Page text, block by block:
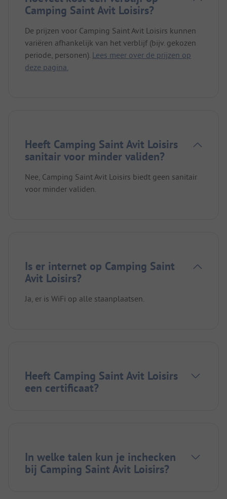
Camping Saint Avit Loisirs?
De prijzen voor Camping Saint Avit Loisirs kunnen
variëren afhankelijk van het verblijf (bijv. gekozen
periode, personen). Lees meer over de prijzen op
deze pagina.
Heeft Camping Saint Avit Loisirs
sanitair voor minder validen?
Nee, Camping Saint Avit Loisirs biedt geen sanitair
voor minder validen.
Is er internet op Camping Saint
Avit Loisirs?
Ja, er is WiFi op alle staanplaatsen.
Heeft Camping Saint Avit Loisirs
een certificaat?
In welke talen kun je inchecken
bij Camping Saint Avit Loisirs?